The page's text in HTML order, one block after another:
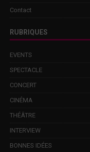
Contact
RUBRIQUES
EVENTS
SPECTACLE
CONCERT
CINÉMA
THÉÂTRE
INTERVIEW
BONNES IDÉES